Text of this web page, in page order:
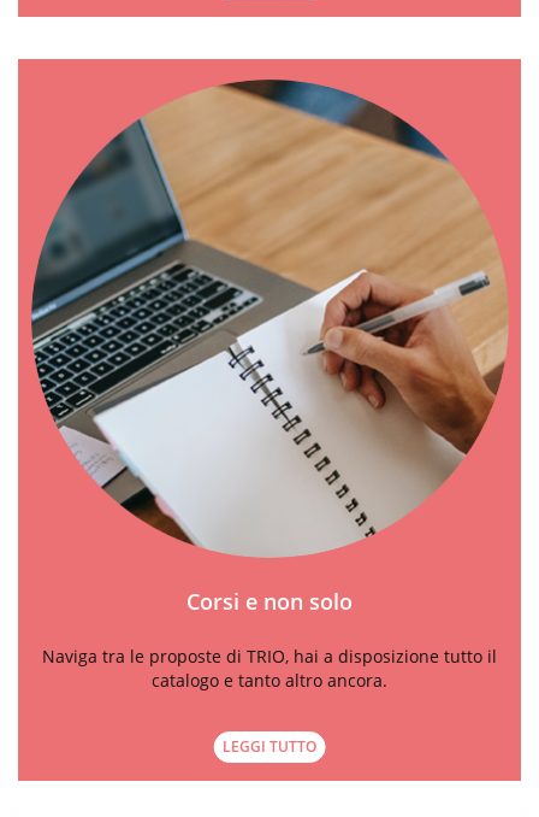
Corsi e non solo
Naviga tra le proposte di TRIO, hai a disposizione tutto il
catalogo e tanto altro ancora.
LEGGI TUTTO